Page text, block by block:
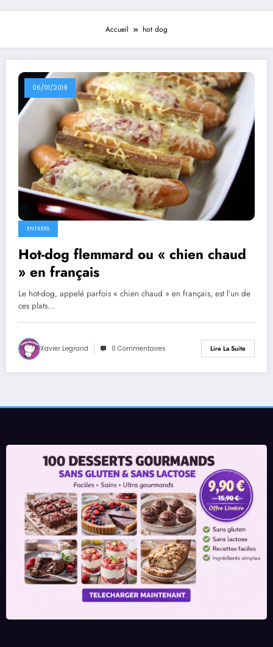
Accueil hot dog
06/01/2019
ENTRÉES
Hot-dog flemmard ou « chien chaud
» en français
Le hot-dog, appelé parfois « chien chaud » en français, est l’un de
ces plats…
Xavier Legrand 0 Commentaires Lire La Suite